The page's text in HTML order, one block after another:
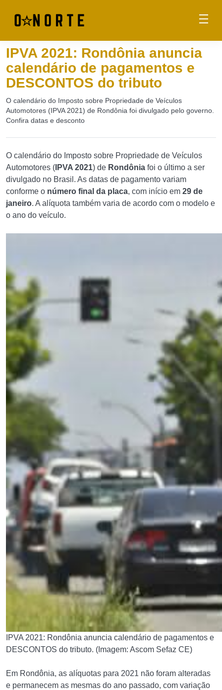
IPVA 2021: Rondônia anuncia
calendário de pagamentos e
DESCONTOS do tributo
O calendário do Imposto sobre Propriedade de Veículos
Automotores (IPVA 2021) de Rondônia foi divulgado pelo governo.
Confira datas e desconto
O calendário do Imposto sobre Propriedade de Veículos
Automotores ( IPVA 2021) de Rondônia foi o último a ser
divulgado no Brasil. As datas de pagamento variam
conforme o número final da placa, com início em 29 de
janeiro. A alíquota também varia de acordo com o modelo e
o ano do veículo.
IPVA 2021: Rondônia anuncia calendário de pagamentos e
DESCONTOS do tributo. (Imagem: Ascom Sefaz CE)
Em Rondônia, as alíquotas para 2021 não foram alteradas
e permanecem as mesmas do ano passado, com variação